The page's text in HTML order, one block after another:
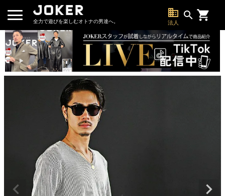
全力で遊びを楽しむオトナの男達へ。
business
法人
search